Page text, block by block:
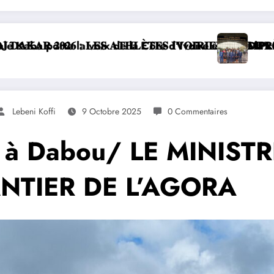
chancellerie
𝐃𝐄 𝐋’𝐎𝐋𝐘𝐌𝐏𝐈𝐒𝐌𝐄 À É𝐁𝐈𝐌𝐏É
: LA CÔTE D’IVOIRE S’OFFRE UN DOUBLE
𝐋𝐀𝐍𝐂𝐄𝐌𝐄𝐍𝐓 𝐃𝐄 𝐋𝐀 𝟖𝐄
Lebeni Koffi 9 Octobre 2025 0 Commentaires
Dabou/ LE
DE L’AGORA